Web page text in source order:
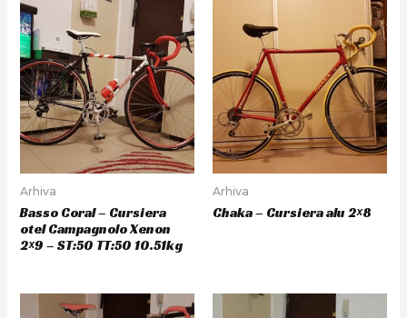
Arhiva
Basso Coral – Cursiera
otel Campagnolo Xenon
2×9 – ST:50 TT:50 10.51kg
Arhiva
Chaka – Cursiera alu 2×8